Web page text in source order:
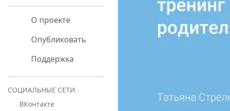
О проекте
Опубликовать
Поддержка
СОЦИАЛЬНЫЕ СЕТИ
ВКонтакте